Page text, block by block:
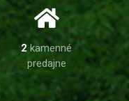
2 kamenné
predajne